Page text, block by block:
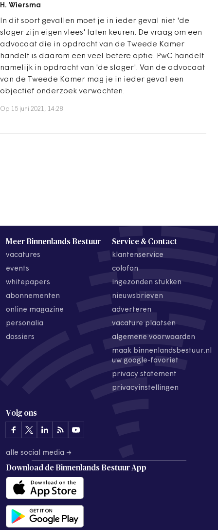
H. Wiersma
In dit soort gevallen moet je in ieder geval niet 'de
slager zijn eigen vlees' laten keuren. De vraag om een
advocaat die in opdracht van de Tweede Kamer
handelt is daarom een veel betere optie. PwC handelt
namelijk in opdracht van 'de slager'. Van de advocaat
van de Tweede Kamer mag je in ieder geval een
objectief onderzoek verwachten.
Op 15 juni 2021, 14:28
Meer Binnenlands Bestuur
vacatures
events
whitepapers
abonnementen
online magazine
personalia
dossiers
Service & Contact
klantenservice
colofon
ingezonden stukken
nieuwsbrieven
adverteren
vacature plaatsen
algemene voorwaarden
maak binnenlandsbestuur.nl
uw google-favoriet
privacy statement
privacyinstellingen
Volg ons
alle social media →
Download de Binnenlands Bestuur App